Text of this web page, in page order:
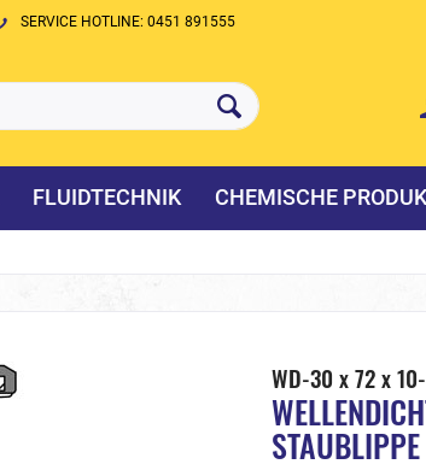
SERVICE HOTLINE: 0451 891555
FLUIDTECHNIK CHEMISCHE
WD-30 x 72 x
STAUBLIPPE